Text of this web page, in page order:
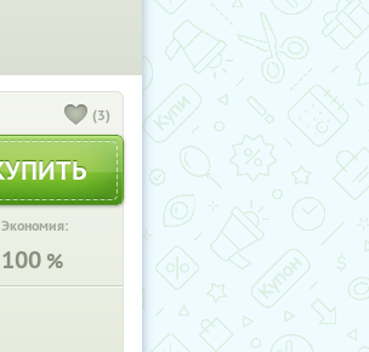
(3)
Экономия:
100 %